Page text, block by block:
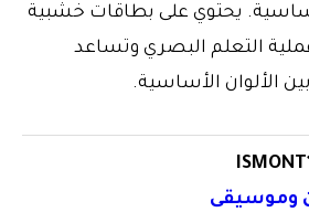
يحتوي على بطاقات خشبية
التعلم البصري وتساعد
الألوان الأساسية.
وموسيقى